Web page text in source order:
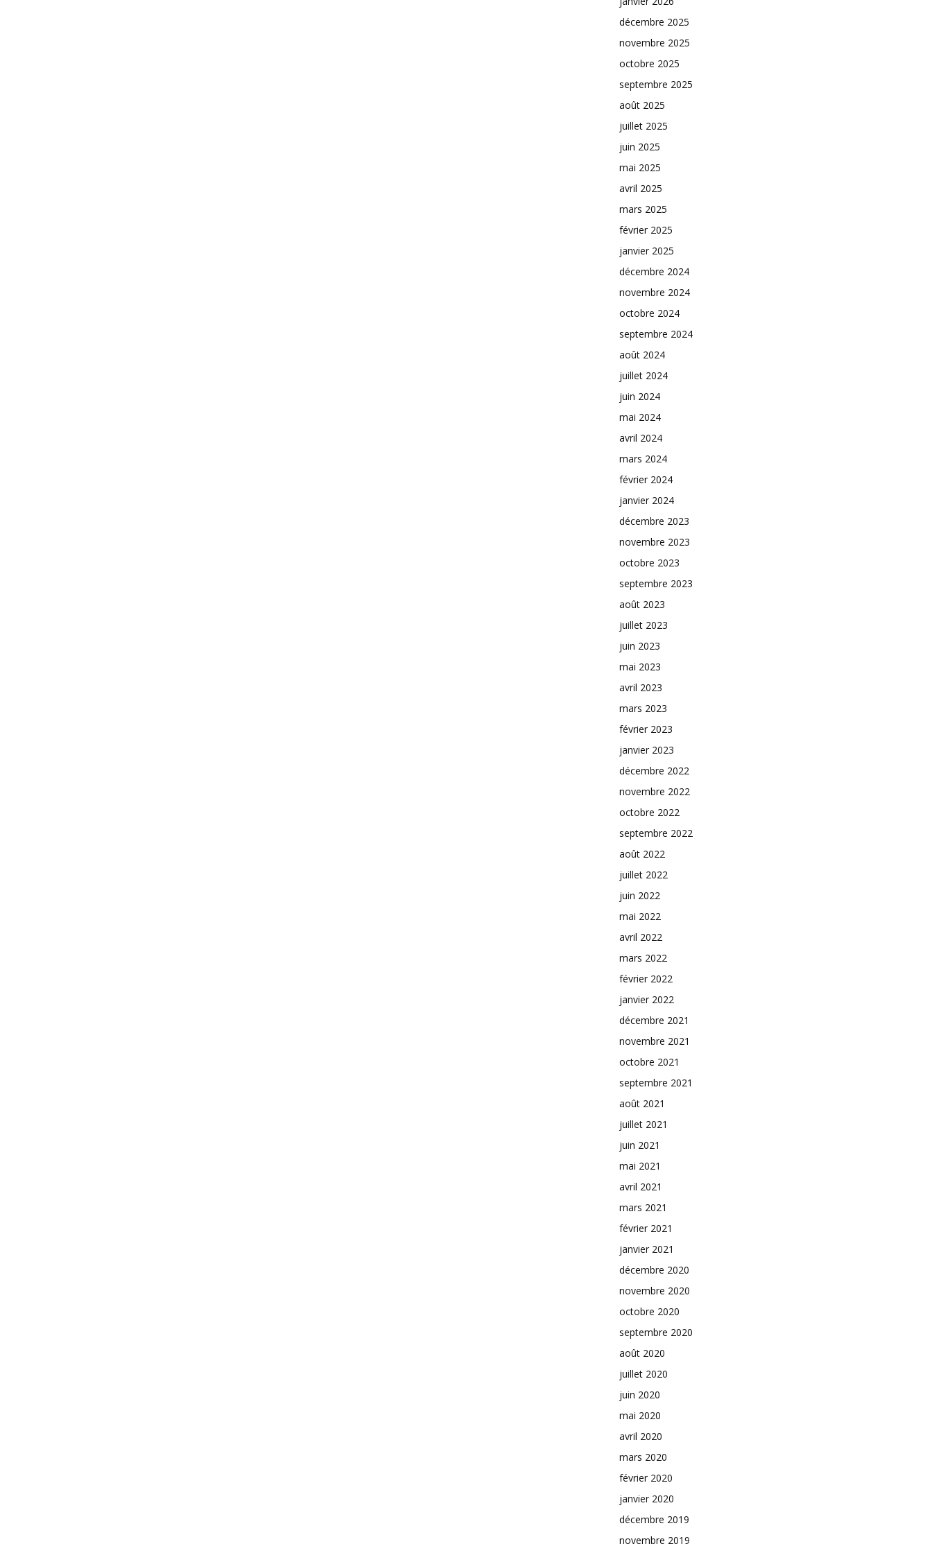
décembre 2025
novembre 2025
octobre 2025
septembre 2025
août 2025
juillet 2025
juin 2025
mai 2025
avril 2025
mars 2025
février 2025
janvier 2025
décembre 2024
novembre 2024
octobre 2024
septembre 2024
août 2024
juillet 2024
juin 2024
mai 2024
avril 2024
mars 2024
février 2024
janvier 2024
décembre 2023
novembre 2023
octobre 2023
septembre 2023
août 2023
juillet 2023
juin 2023
mai 2023
avril 2023
mars 2023
février 2023
janvier 2023
décembre 2022
novembre 2022
octobre 2022
septembre 2022
août 2022
juillet 2022
juin 2022
mai 2022
avril 2022
mars 2022
février 2022
janvier 2022
décembre 2021
novembre 2021
octobre 2021
septembre 2021
août 2021
juillet 2021
juin 2021
mai 2021
avril 2021
mars 2021
février 2021
janvier 2021
décembre 2020
novembre 2020
octobre 2020
septembre 2020
août 2020
juillet 2020
juin 2020
mai 2020
avril 2020
mars 2020
février 2020
janvier 2020
décembre 2019
novembre 2019